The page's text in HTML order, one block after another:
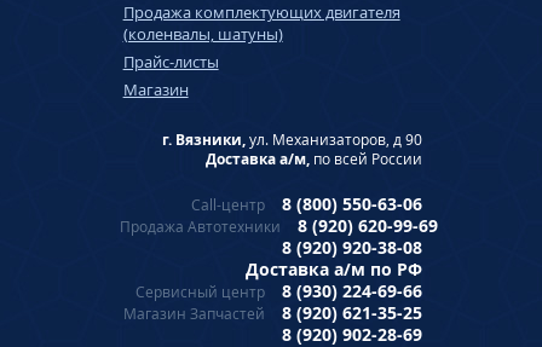
Продажа комплектующих двигателя
(коленвалы, шатуны)
Прайс-листы
Магазин
г. Вязники,ул. Механизаторов, д 90
Доставка а/м, по всей России
Call-центр 8 (800) 550-63-06
Продажа Автотехники
8 (920) 620-99-69
8 (920) 920-38-08
Доставка а/м по РФ
Сервисный центр 8 (930) 224-69-66
Магазин Запчастей
8 (920) 621-35-25
8 (920) 902-28-69